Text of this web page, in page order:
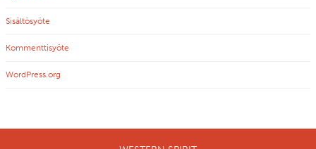
Sisältösyöte
Kommenttisyöte
WordPress.org